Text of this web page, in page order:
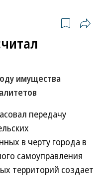
имущества
передачу
в черту города в
самоуправления
территорий создает